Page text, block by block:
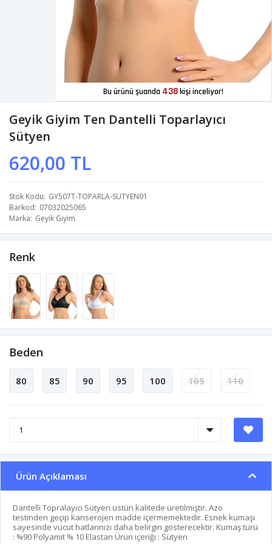
Bu ürünü şuanda 438kişi inceliyor!
Geyik Giyim Ten Dantelli Toparlayıcı
Sütyen
620,00 TL
Stok Kodu GY507T-TOPARLA-SUTYEN01
Barkod 07032025065
Marka Geyik Giyim
Renk
Beden
80 85 90 95 100 105 110
Ürün Açıklaması
Dantelli Topralayıcı Sütyen üstün kalitede üretilmiştir. Azo
testinden geçip kanserojen madde içermemektedir. Esnek kumaşı
sayesinde vücut hatlarınızı daha belirgin gösterecektir. Kumaş türü
: %90 Polyamit % 10 Elastan Ürün içeriği : Sütyen